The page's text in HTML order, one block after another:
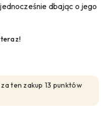
dbając o jego
ten zakup 13 punktów